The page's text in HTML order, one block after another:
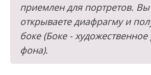
приемлен для портретов.
открываете диафрагму и
боке (Боке -
фона).